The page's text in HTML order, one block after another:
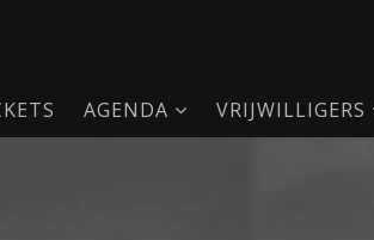
AGENDA VRIJWILLIGERS